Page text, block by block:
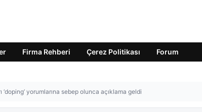
Firma Rehberi Çerez Politikası Forum
yorumlarına sebep olunca açıklama geldi